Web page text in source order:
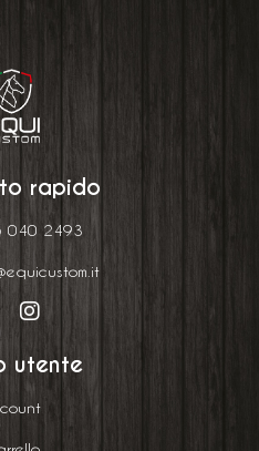
rapido
040 2493
utente